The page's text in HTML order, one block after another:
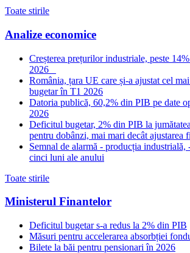
Toate stirile
Analize economice
Creșterea prețurilor industriale, peste
2026
România, țara UE care și-a ajustat cel
bugetar în T1 2026
Datoria publică, 60,2% din PIB pe date
2026
Deficitul bugetar, 2% din PIB la
pentru dobânzi, mai mari decât ajustarea
Semnal de alarmă - producția
cinci luni ale anului
Toate stirile
Ministerul Finantelor
Deficitul bugetar s-a redus la 2% din PIB
Măsuri pentru accelerarea absorbției
Bilete la băi pentru pensionari în 2026